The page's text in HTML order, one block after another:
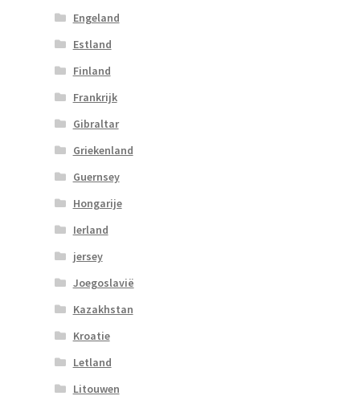
Engeland
Estland
Finland
Frankrijk
Gibraltar
Griekenland
Guernsey
Hongarije
Ierland
jersey
Joegoslavië
Kazakhstan
Kroatie
Letland
Litouwen